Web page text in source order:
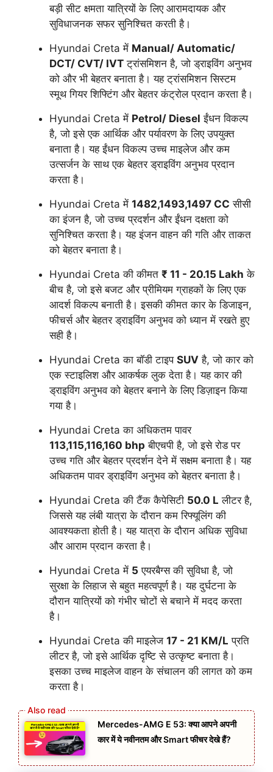
बड़ी सीट क्षमता यात्रियों के लिए आरामदायक और
सुविधाजनक सफर सुनिश्चित करती है।
Hyundai Creta में Manual/ Automatic/
DCT/ CVT/ IVT ट्रांसमिशन है, जो ड्राइविंग अनुभव
को और भी बेहतर बनाता है। यह ट्रांसमिशन सिस्टम
स्मूथ गियर शिफ्टिंग और बेहतर कंट्रोल प्रदान करता है।
Hyundai Creta में Petrol/ Diesel ईंधन विकल्प
है, जो इसे एक आर्थिक और पर्यावरण के लिए उपयुक्त
बनाता है। यह ईंधन विकल्प उच्च माइलेज और कम
उत्सर्जन के साथ एक बेहतर ड्राइविंग अनुभव प्रदान
करता है।
Hyundai Creta में 1482,1493,1497 CC सीसी
का इंजन है, जो उच्च प्रदर्शन और ईंधन दक्षता को
सुनिश्चित करता है। यह इंजन वाहन की गति और ताकत
को बेहतर बनाता है।
Hyundai Creta की कीमत ₹ 11 - 20.15 Lakh के
बीच है, जो इसे बजट और प्रीमियम ग्राहकों के लिए एक
आदर्श विकल्प बनाती है। इसकी कीमत कार के डिजाइन,
फीचर्स और बेहतर ड्राइविंग अनुभव को ध्यान में रखते हुए
सही है।
Hyundai Creta का बॉडी टाइप SUV है, जो कार को
एक स्टाइलिश और आकर्षक लुक देता है। यह कार की
ड्राइविंग अनुभव को बेहतर बनाने के लिए डिज़ाइन किया
गया है।
Hyundai Creta का अधिकतम पावर
113,115,116,160 bhp बीएचपी है, जो इसे रोड पर
उच्च गति और बेहतर प्रदर्शन देने में सक्षम बनाता है। यह
अधिकतम पावर ड्राइविंग अनुभव को बेहतर बनाता है।
Hyundai Creta की टैंक कैपेसिटी 50.0 L लीटर है,
जिससे यह लंबी यात्रा के दौरान कम रिफ्यूलिंग की
आवश्यकता होती है। यह यात्रा के दौरान अधिक सुविधा
और आराम प्रदान करता है।
Hyundai Creta में 5 एयरबैग्स की सुविधा है, जो
सुरक्षा के लिहाज से बहुत महत्वपूर्ण है। यह दुर्घटना के
दौरान यात्रियों को गंभीर चोटों से बचाने में मदद करता
है।
Hyundai Creta की माइलेज 17 - 21 KM/L प्रति
लीटर है, जो इसे आर्थिक दृष्टि से उत्कृष्ट बनाता है।
इसका उच्च माइलेज वाहन के संचालन की लागत को कम
करता है।
Mercedes-AMG E 53: क्या आपने अपनी
कार में ये नवीनतम और Smart फीचर देखे हैं?